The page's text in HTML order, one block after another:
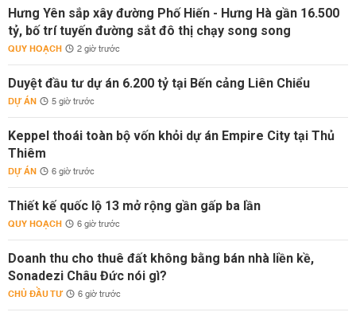
Hưng Yên sắp xây đường Phố Hiến - Hưng Hà gần 16.500
tỷ, bố trí tuyến đường sắt đô thị chạy song song
QUY HOẠCH 2 giờ trước
Duyệt đầu tư dự án 6.200 tỷ tại Bến cảng Liên Chiểu
DỰ ÁN 5 giờ trước
Keppel thoái toàn bộ vốn khỏi dự án Empire City tại Thủ
Thiêm
DỰ ÁN 6 giờ trước
Thiết kế quốc lộ 13 mở rộng gần gấp ba lần
QUY HOẠCH 6 giờ trước
Doanh thu cho thuê đất không bằng bán nhà liền kề,
Sonadezi Châu Đức nói gì?
CHỦ ĐẦU TƯ 6 giờ trước